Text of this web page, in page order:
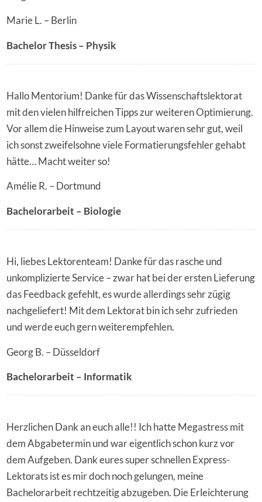
Marie L. – Berlin
Bachelor Thesis – Physik
Hallo Mentorium! Danke für das Wissenschaftslektorat
mit den vielen hilfreichen Tipps zur weiteren Optimierung.
Vor allem die Hinweise zum Layout waren sehr gut, weil
ich sonst zweifelsohne viele Formatierungsfehler gehabt
hätte… Macht weiter so!
Amélie R. – Dortmund
Bachelorarbeit – Biologie
Hi, liebes Lektorenteam! Danke für das rasche und
unkomplizierte Service – zwar hat bei der ersten Lieferung
das Feedback gefehlt, es wurde allerdings sehr zügig
nachgeliefert! Mit dem Lektorat bin ich sehr zufrieden
und werde euch gern weiterempfehlen.
Georg B. – Düsseldorf
Bachelorarbeit – Informatik
Herzlichen Dank an euch alle!! Ich hatte Megastress mit
dem Abgabetermin und war eigentlich schon kurz vor
dem Aufgeben. Dank eures super schnellen Express-
Lektorats ist es mir doch noch gelungen, meine
Bachelorarbeit rechtzeitig abzugeben. Die Erleichterung